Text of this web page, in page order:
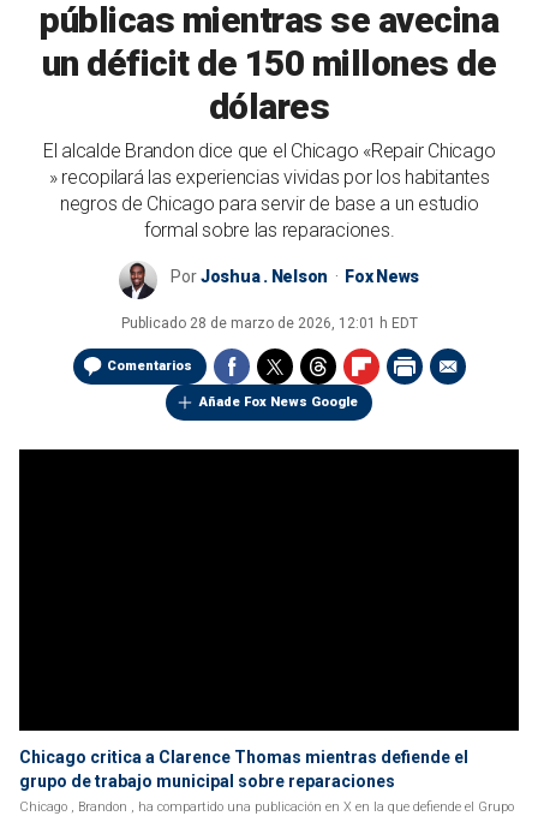
públicas mientras se avecina
un déficit de 150 millones de
dólares
El alcalde Brandon dice que el Chicago «Repair Chicago
» recopilará las experiencias vividas por los habitantes
negros de Chicago para servir de base a un estudio
formal sobre las reparaciones.
PorJoshua . Nelson Fox News
Publicado 28 de marzo de 2026, 12:01 h EDT
Comentarios
Añade Fox News Google
Chicago critica a Clarence Thomas mientras defiende el
grupo de trabajo municipal sobre reparaciones
Chicago , Brandon , ha compartido una publicación en X en la que defiende el Grupo